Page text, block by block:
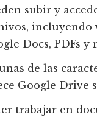
subir y
incluyendo
Docs, PDFs y
de las
Google Drive
trabajar en